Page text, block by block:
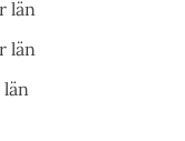
län
län